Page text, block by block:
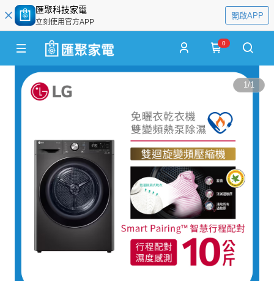
匯聚科技家電
立刻使用官方APP
開啟APP
0
1/1